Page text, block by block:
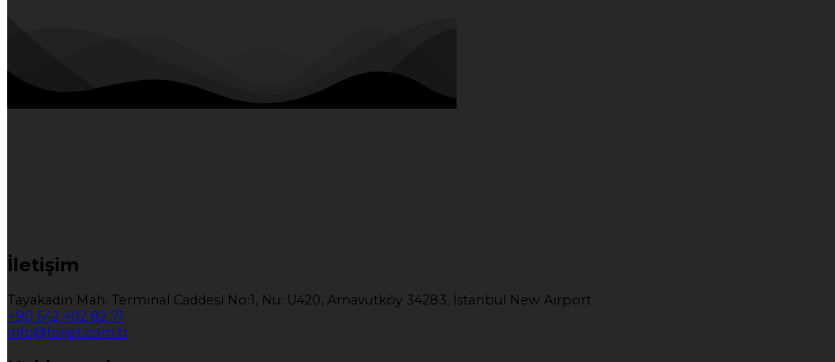
İletişim
Tayakadın Mah. Terminal Caddesi No:1, Nu: U420, Arnavutköy 34283, İstanbul New Airport
+90 542 402 82 71
info@forjet.com.tr